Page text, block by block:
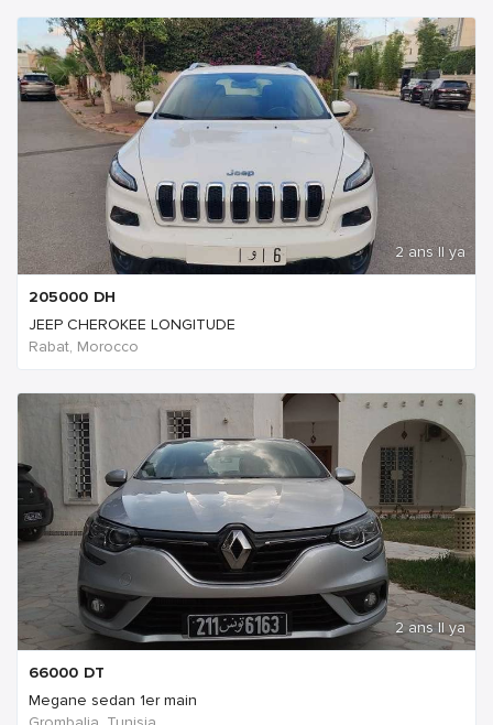
2 ans Il ya
205000 DH
JEEP CHEROKEE LONGITUDE
Rabat, Morocco
2 ans Il ya
66000 DT
Megane sedan 1er main